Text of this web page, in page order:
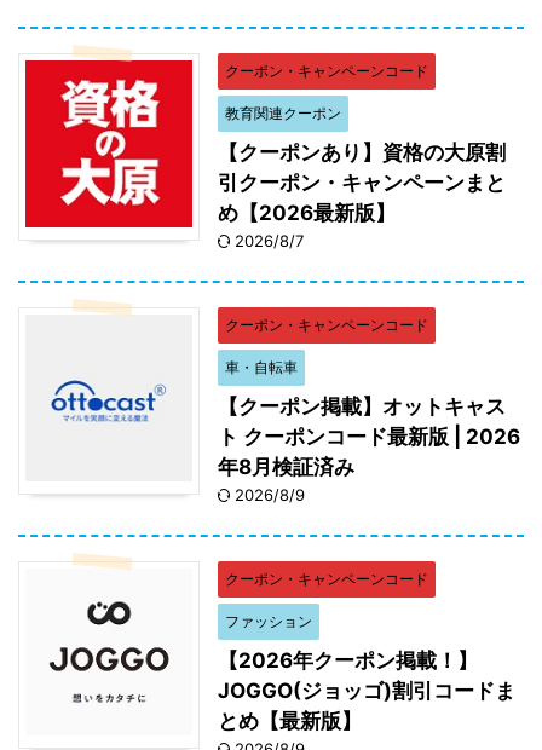
クーポン・キャンペーンコード
教育関連クーポン
【クーポンあり】資格の大原割
引クーポン・キャンペーンまと
め【2026最新版】
2026/8/7
クーポン・キャンペーンコード
車・自転車
【クーポン掲載】オットキャス
ト クーポンコード最新版 | 2026
年8月検証済み
2026/8/9
クーポン・キャンペーンコード
ファッション
【2026年クーポン掲載！】
JOGGO(ジョッゴ)割引コードま
とめ【最新版】